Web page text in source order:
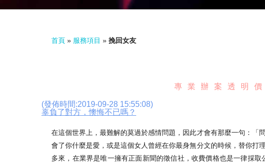
首頁 » 服務項目 » 挽回女友
專業辦案透
(發佈時間:2019-09-28 15:55:08)
辜負了對方，懊悔不已嗎？
在這個世界上，最難解的莫過於感情問題，因此才會有那麼一句：
會了你什麼是愛，或是這個女人曾經在你最身無分文的時候，替你
多來，在業界是唯一擁有正面新聞的徵信社，收費價格也是一律採